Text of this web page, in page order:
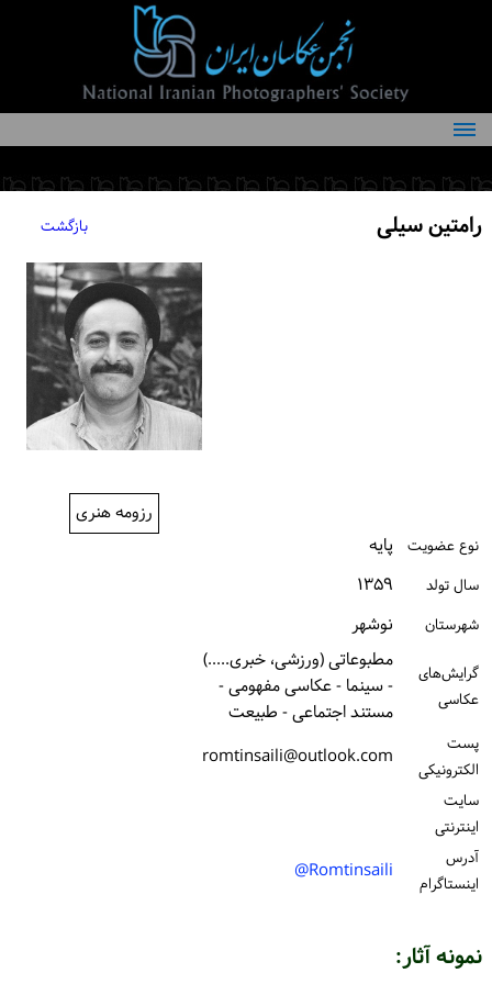
درباره انجمن
کمیته‌های انجمن
رامتین سیلی بازگشت
رزومه هنری
نوع عضویت پایه
سال تولد ۱۳۵۹
شهرستان نوشهر
گرایش‌های
عکاسی
مطبوعاتی (ورزشی، خبری.....)
- سینما - عکاسی مفهومی -
مستند اجتماعی - طبیعت
پست
الكترونیكی
romtinsaili@outlook.com
سایت
اینترنتی
آدرس
اینستاگرام
Romtinsaili@
نمونه آثار: